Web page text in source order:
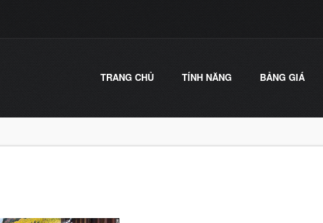
TRANG CHỦ TÍNH NĂNG BẢNG GIÁ